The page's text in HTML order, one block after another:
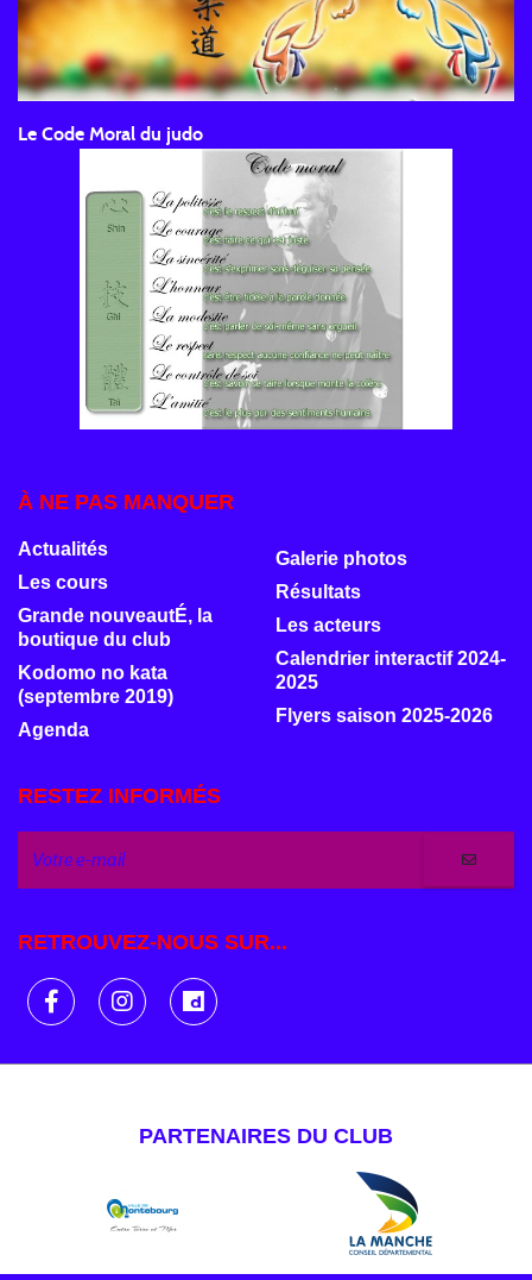
Le Code Moral du judo
À NE PAS MANQUER
Actualités
Les cours
Grande nouveautÉ, la
boutique du club
Kodomo no kata
(septembre 2019)
Agenda
Galerie photos
Résultats
Les acteurs
Calendrier interactif 2024-
2025
Flyers saison 2025-2026
RESTEZ INFORMÉS
RETROUVEZ-NOUS SUR...
PARTENAIRES DU CLUB